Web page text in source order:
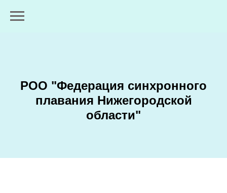
РОО "Федерация синхронного
плавания Нижегородской
области"